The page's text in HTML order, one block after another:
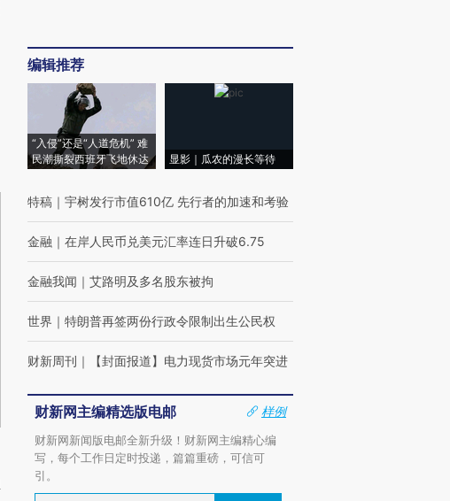
编辑推荐
“入侵”还是“人道危机” 难
民潮撕裂西班牙飞地休达
显影｜瓜农的漫长等待
特稿 ｜ 宇树发行市值610亿 先行者的加速和考验
金融 ｜ 在岸人民币兑美元汇率连日升破6.75
金融我闻 ｜ 艾路明及多名股东被拘
世界 ｜ 特朗普再签两份行政令限制出生公民权
财新周刊 ｜ 【封面报道】电力现货市场元年突进
财新网主编精选版电邮
样例
财新网新闻版电邮全新升级！财新网主编精心编
写，每个工作日定时投递，篇篇重磅，可信可
引。